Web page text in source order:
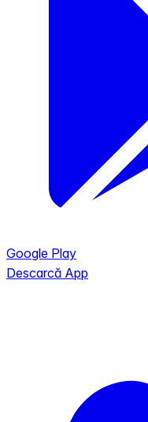
Google Play
Descarcă App